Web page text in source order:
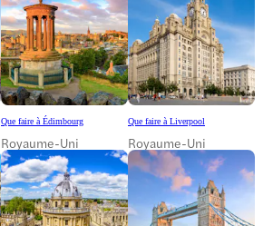
Que faire à Édimbourg
Royaume-Uni
Que faire à Liverpool
Royaume-Uni